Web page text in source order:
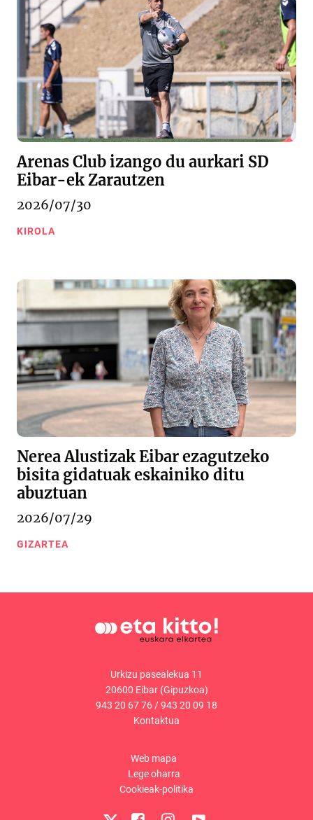
Arenas Club izango du aurkari SD
Eibar-ek Zarautzen
2026/07/30
KIROLA
Nerea Alustizak Eibar ezagutzeko
bisita gidatuak eskainiko ditu
abuztuan
2026/07/29
GIZARTEA
Urkizu pasealekua 11
20600 Eibar (Gipuzkoa)
943 20 67 76/943 20 09 18
Kontaktua
Web mapa
Lege oharra
Cookieak-politika